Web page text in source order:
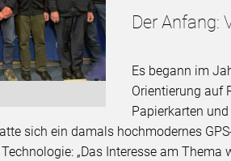
Der Anfang:
Es begann im
Orientierung auf
Papierkarten
sich ein damals hochmodernes
„Das Interesse am